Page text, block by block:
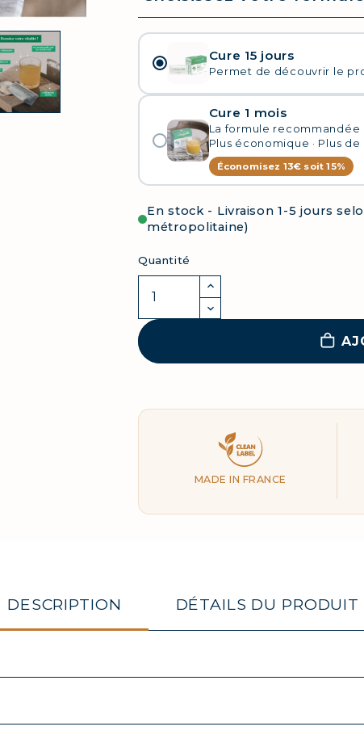
Cure 15 jours
Permet de découvrir le
Cure 1 mois
La formule recommandée
Plus économique · Plus de
Économisez 13€ soit 15%
En stock - Livraison 1-5 jours
métropolitaine)
Quantité
MADE IN FRANCE
DESCRIPTION DÉTAILS DU PRODUIT